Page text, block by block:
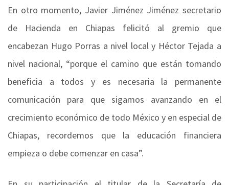
En otro momento, Javier Jiménez Jiménez secretario
de Hacienda en Chiapas felicitó al gremio que
encabezan Hugo Porras a nivel local y Héctor Tejada a
nivel nacional, “porque el camino que están tomando
beneficia a todos y es necesaria la permanente
comunicación para que sigamos avanzando en el
crecimiento económico de todo México y en especial de
Chiapas, recordemos que la educación financiera
empieza o debe comenzar en casa”.